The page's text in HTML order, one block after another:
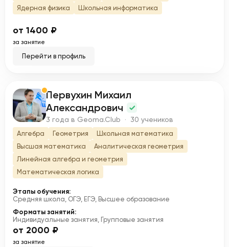
Ядерная физика
Школьная информатика
от 1400 ₽
за занятие
Перейти в профиль
П
Первухин Михаил
Александрович
3 года в Geoma.Club · 30 учеников
Алгебра Геометрия
Школьная математика
Высшая математика
Аналитическая геометрия
Линейная алгебра и геометрия
Математическая логика
Этапы обучения:
Средняя школа, ОГЭ, ЕГЭ, Высшее образование
Форматы занятий:
Индивидуальные занятия, Групповые занятия
от 2000 ₽
за занятие